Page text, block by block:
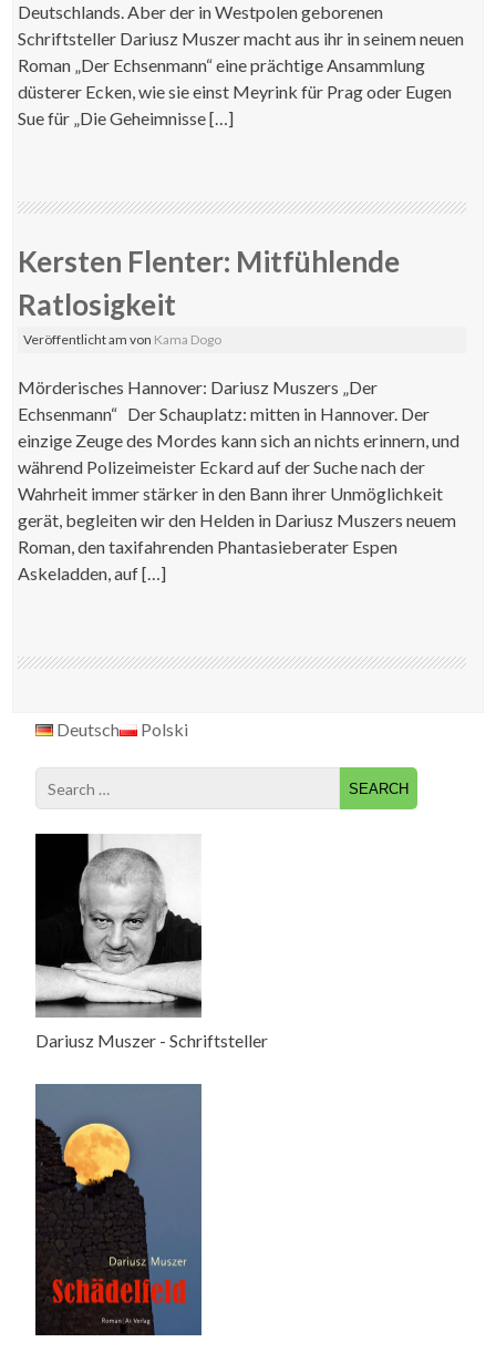
Deutschlands. Aber der in Westpolen geborenen
Schriftsteller Dariusz Muszer macht aus ihr in seinem neuen
Roman „Der Echsenmann“ eine prächtige Ansammlung
düsterer Ecken, wie sie einst Meyrink für Prag oder Eugen
Sue für „Die Geheimnisse […]
Kersten Flenter: Mitfühlende
Ratlosigkeit
Veröffentlicht amvon Kama Dogo
Mörderisches Hannover: Dariusz Muszers „Der
Echsenmann“ Der Schauplatz: mitten in Hannover. Der
einzige Zeuge des Mordes kann sich an nichts erinnern, und
während Polizeimeister Eckard auf der Suche nach der
Wahrheit immer stärker in den Bann ihrer Unmöglichkeit
gerät, begleiten wir den Helden in Dariusz Muszers neuem
Roman, den taxifahrenden Phantasieberater Espen
Askeladden, auf […]
Deutsch Polski
Search
for:
Dariusz Muszer - Schriftsteller